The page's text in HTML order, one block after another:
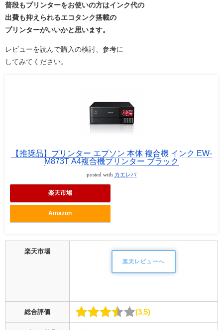
普段もプリンターをお使いの方はインク代の
出費も抑えられるエコタンク搭載の
プリンターがいいかと思います。
レビューを読んで購入の検討、参考に
してみてください。
【推奨品】プリンター エプソン 本体 複合機 インク EW-
M873T A4複合機プリンター ブラック
posted with カエレバ
楽天市場
Amazon
楽天市場
楽天レビューへ
総合評価 3.5